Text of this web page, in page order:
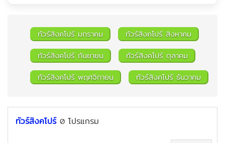
ทัวร์สิงคโปร์ มกราคม
ทัวร์สิงคโปร์ สิงหาคม
ทัวร์สิงคโปร์ กันยายน
ทัวร์สิงคโปร์ ตุลาคม
ทัวร์สิงคโปร์ พฤศจิกายน
ทัวร์สิงคโปร์ ธันวาคม
ทัวร์สิงคโปร์ 0 โปรแกรม